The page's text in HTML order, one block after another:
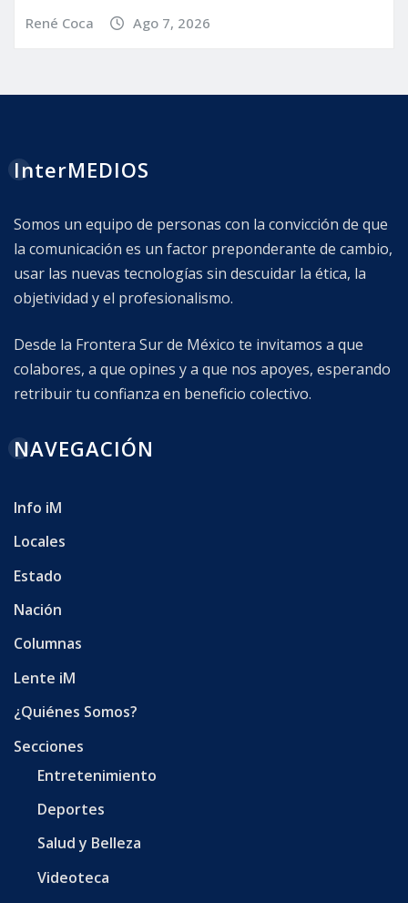
René Coca Ago 7, 2026
InterMEDIOS
Somos un equipo de personas con la convicción de que
la comunicación es un factor preponderante de cambio,
usar las nuevas tecnologías sin descuidar la ética, la
objetividad y el profesionalismo.
Desde la Frontera Sur de México te invitamos a que
colabores, a que opines y a que nos apoyes, esperando
retribuir tu confianza en beneficio colectivo.
NAVEGACIÓN
Info iM
Locales
Estado
Nación
Columnas
Lente iM
¿Quiénes Somos?
Secciones
Entretenimiento
Deportes
Salud y Belleza
Videoteca